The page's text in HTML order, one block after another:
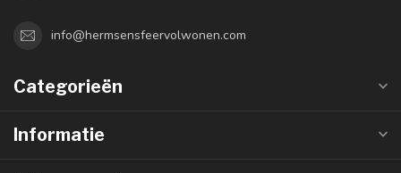
info@hermsensfeervolwonen.com
Categorieën
Informatie